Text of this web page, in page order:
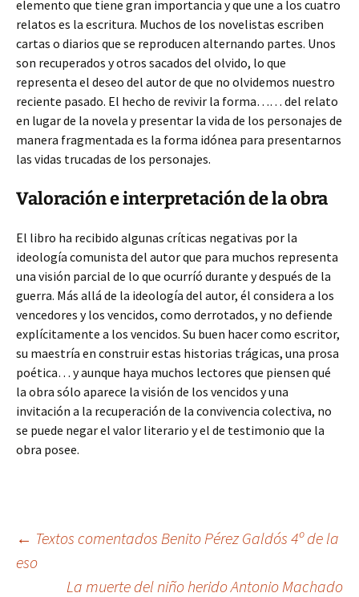
elemento que tiene gran importancia y que une a los cuatro
relatos es la escritura. Muchos de los novelistas escriben
cartas o diarios que se reproducen alternando partes. Unos
son recuperados y otros sacados del olvido, lo que
representa el deseo del autor de que no olvidemos nuestro
reciente pasado. El hecho de revivir la forma…… del relato
en lugar de la novela y presentar la vida de los personajes de
manera fragmentada es la forma idónea para presentarnos
las vidas trucadas de los personajes.
Valoración e interpretación de la obra
El libro ha recibido algunas críticas negativas por la
ideología comunista del autor que para muchos representa
una visión parcial de lo que ocurríó durante y después de la
guerra. Más allá de la ideología del autor, él considera a los
vencedores y los vencidos, como derrotados, y no defiende
explícitamente a los vencidos. Su buen hacer como escritor,
su maestría en construir estas historias trágicas, una prosa
poética… y aunque haya muchos lectores que piensen qué
la obra sólo aparece la visión de los vencidos y una
invitación a la recuperación de la convivencia colectiva, no
se puede negar el valor literario y el de testimonio que la
obra posee.
Navegación
← Textos comentados Benito Pérez Galdós 4º de la
eso
La muerte del niño herido Antonio Machado